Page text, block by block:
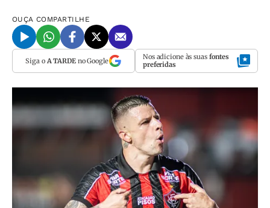
OUÇA COMPARTILHE
Siga o A TARDEno Google Nos adicione às suas fontes
preferidas